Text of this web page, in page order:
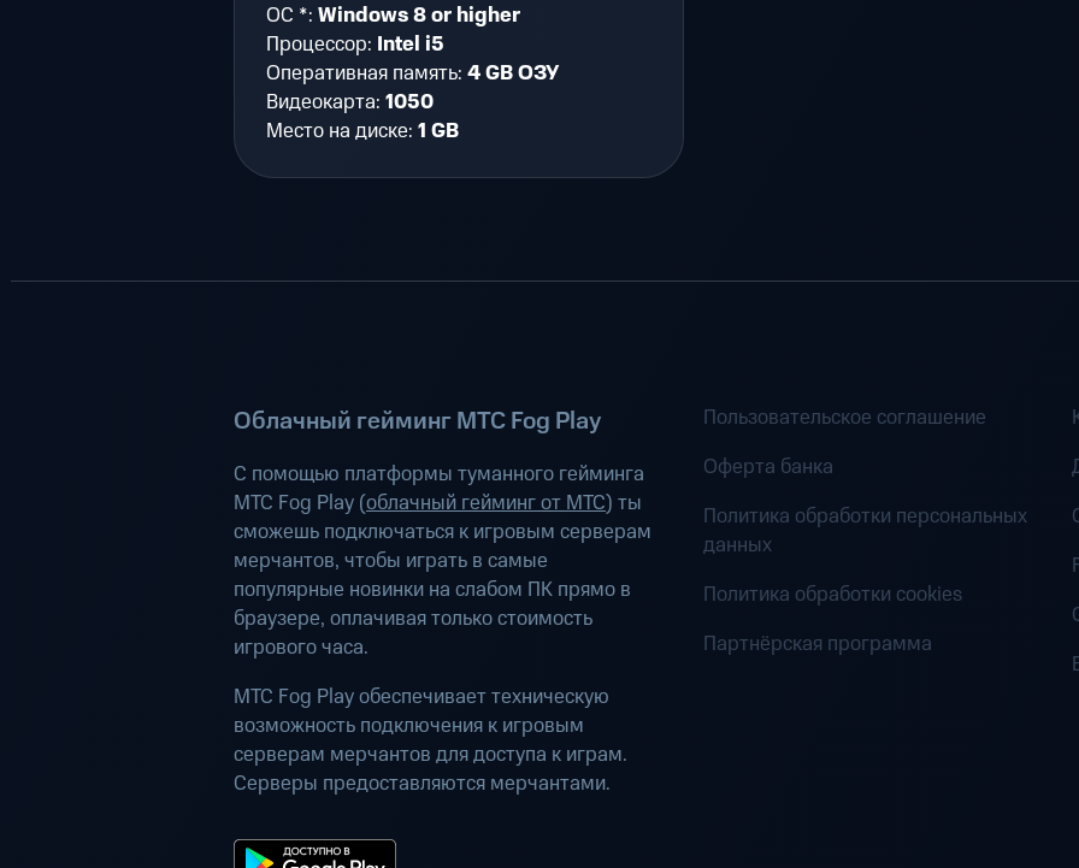
ОС *: Windows 8 or higher
Процессор: Intel i5
Оперативная память: 4 GB ОЗУ
Видеокарта: 1050
Место на диске: 1 GB
Облачный гейминг МТС Fog Play
С помощью платформы туманного гейминга
МТС Fog Play (облачный гейминг от МТС) ты
сможешь подключаться к игровым серверам
мерчантов, чтобы играть в самые
популярные новинки на слабом ПК прямо в
браузере, оплачивая только стоимость
игрового часа.
МТС Fog Play обеспечивает техническую
возможность подключения к игровым
серверам мерчантов для доступа к играм.
Серверы предоставляются мерчантами.
Пользовательское соглашение
Оферта банка
Политика обработки персональных
данных
Политика обработки cookies
Партнёрская программа